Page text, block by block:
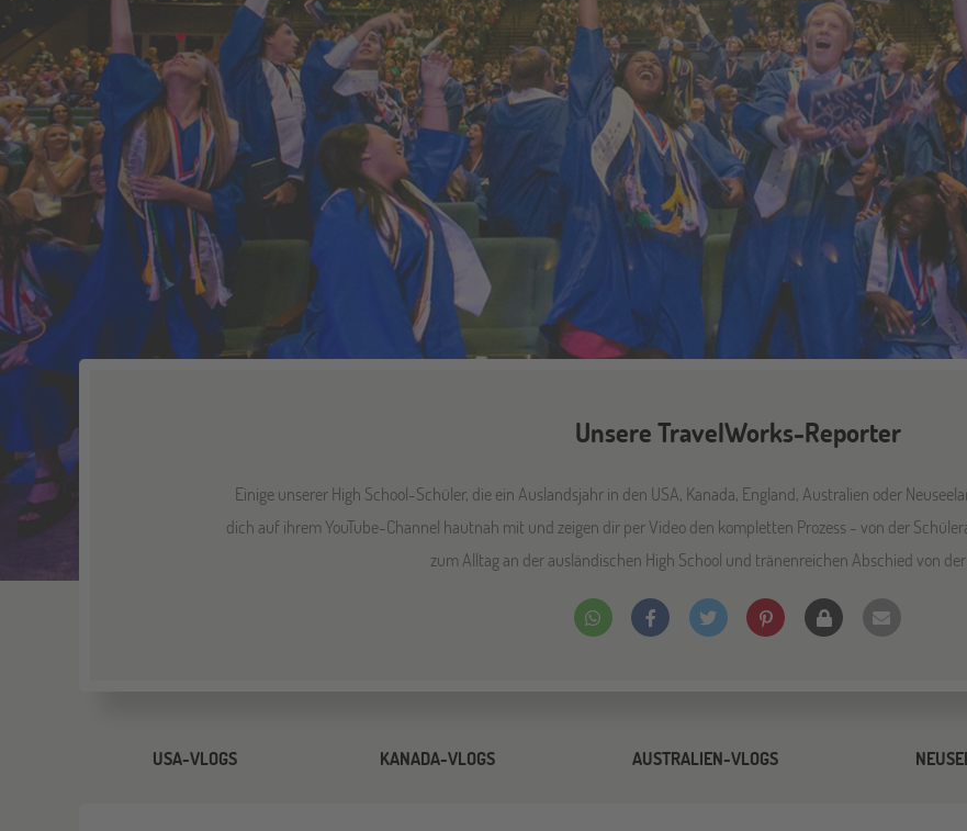
Unsere TravelWorks-Reporter
Einige unserer High School-Schüler, die ein Auslandsjahr in den USA, Kanada, England, Australien oder
dich auf ihrem YouTube-Channel hautnah mit und zeigen dir per Video den kompletten Prozess - von der
zum Alltag an der ausländischen High School und tränenreichen Abschied von
USA-VLOGS KANADA-VLOGS AUSTRALIEN-VLOGS